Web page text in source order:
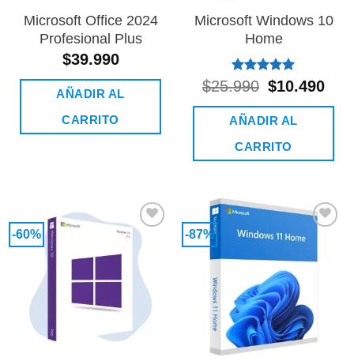
la
página
de
producto
Microsoft Office 2024
Profesional Plus
$39.990
AÑADIR AL
CARRITO
Microsoft Windows 10
Home
Valorado
con5.00
de 5
$25.990 El
original
era:
$25.990.
$10.490El
AÑADIR AL
CARRITO
-60%
Añadir
a la
deseos
-87%
Añadir
lista de